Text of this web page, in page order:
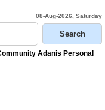
08-Aug-2026, Saturday
Adanis Personal